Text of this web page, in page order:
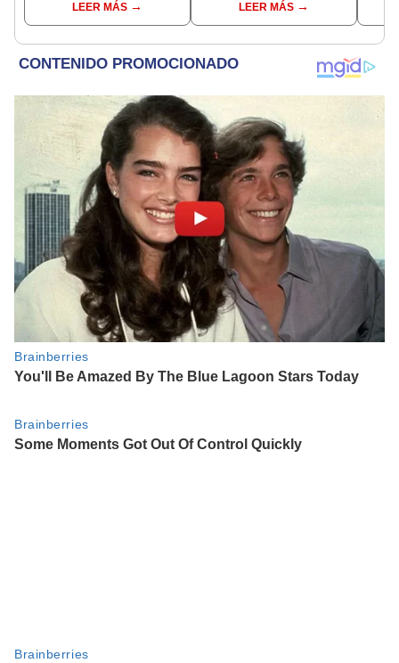
por difamación: "Dentro
de mis posibilidades"
LEER MÁS LEER MÁS